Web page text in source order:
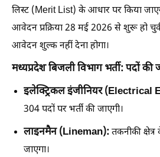
लिस्ट (Merit List) के आधार पर किया
आवेदन प्रक्रिया 28 मई 2026 से शुरू हो
आवेदन शुल्क नहीं देना होगा।
मध्यप्रदेश बिजली विभाग भर्ती: पदों की
इलेक्ट्रिकल इंजीनियर (Electrical
304 पदों पर भर्ती की जाएगी।
लाइनमैन (Lineman):तकनीकी
जाएगा।